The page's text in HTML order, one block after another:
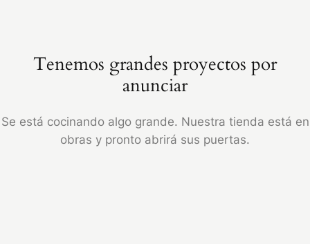
Tenemos grandes proyectos por
anunciar
Se está cocinando algo grande. Nuestra tienda está en
obras y pronto abrirá sus puertas.